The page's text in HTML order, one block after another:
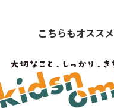
こちらもオススメ